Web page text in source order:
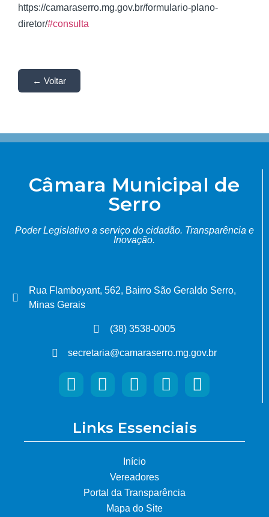
https://camaraserro.mg.gov.br/formulario-plano-
diretor/#consulta
← Voltar
Câmara Municipal de
Serro
Poder Legislativo a serviço do cidadão. Transparência e
Inovação.
Rua Flamboyant, 562, Bairro São Geraldo Serro,
Minas Gerais
(38) 3538-0005
secretaria@camaraserro.mg.gov.br
Links Essenciais
Início
Vereadores
Portal da Transparência
Mapa do Site